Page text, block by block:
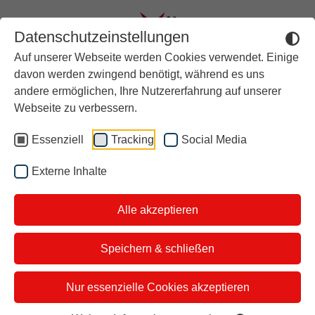
Datenschutzeinstellungen
Auf unserer Webseite werden Cookies verwendet. Einige
davon werden zwingend benötigt, während es uns
andere ermöglichen, Ihre Nutzererfahrung auf unserer
Webseite zu verbessern.
Essenziell Tracking Social Media
Externe Inhalte
Alle akzeptieren
Speichern & schließen
Nur essenzielle Cookies akzeptieren
Mineralwasser im Test: Das
sind die Ergebnisse
Nicht alle Wässer sind
ursprünglich rein!
Stiftung Warentest hat Medium-
Mineralwässer geprüft. Das Ergebnis:
Aktuell
Rückblick
Über stern TV
Der Moderator
i&u Studios